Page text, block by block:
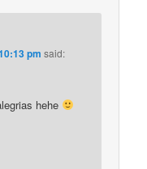
pm said:
hehe